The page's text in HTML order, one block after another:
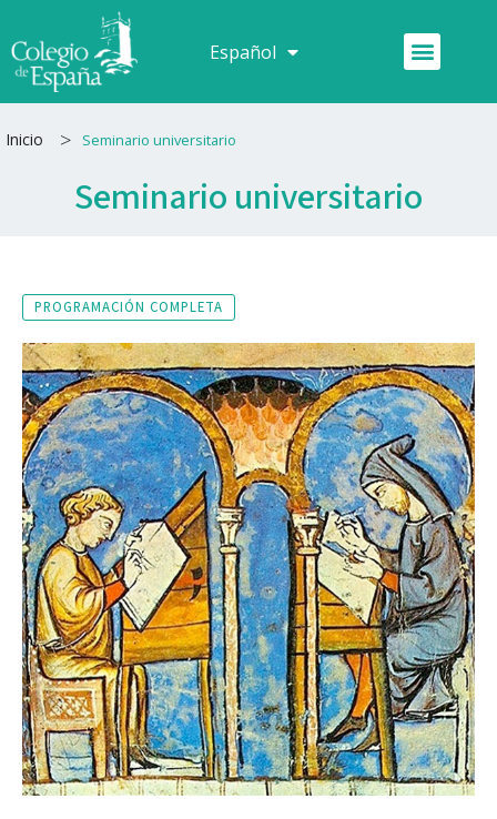
al
contenido
Español
Français Menú
Inicio > Seminario universitario
Seminario universitario
PROGRAMACIÓN COMPLETA